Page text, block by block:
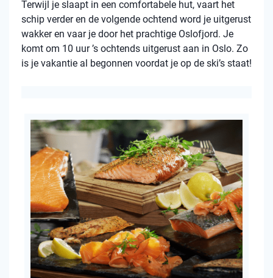
Terwijl je slaapt in een comfortabele hut, vaart het
schip verder en de volgende ochtend word je uitgerust
wakker en vaar je door het prachtige Oslofjord. Je
komt om 10 uur ’s ochtends uitgerust aan in Oslo. Zo
is je vakantie al begonnen voordat je op de ski’s staat!